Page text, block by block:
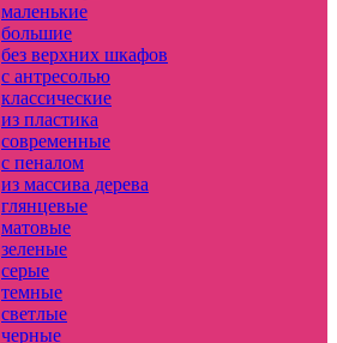
маленькие
большие
без верхних шкафов
с антресолью
классические
из пластика
современные
с пеналом
из массива дерева
глянцевые
матовые
зеленые
серые
темные
светлые
черные